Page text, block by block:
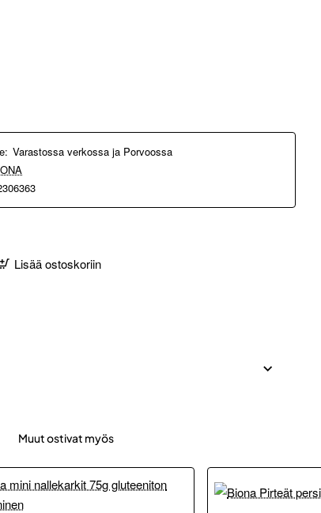
Varastossa verkossa ja Porvoossa
Lisää ostoskoriin
Muut ostivat myös